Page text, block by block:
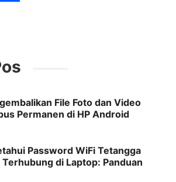
File Foto dan Video
Permanen di HP Android
Password WiFi Tetangga
di Laptop: Panduan